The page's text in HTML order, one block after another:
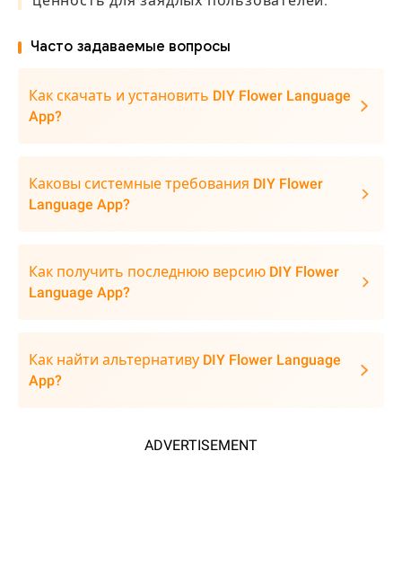
Часто задаваемые вопросы
Как скачать и установить DIY Flower Language
App?
Каковы системные требования DIY Flower
Language App?
Как получить последнюю версию DIY Flower
Language App?
Как найти альтернативу DIY Flower Language
App?
ADVERTISEMENT